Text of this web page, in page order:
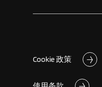
Cookie 政策